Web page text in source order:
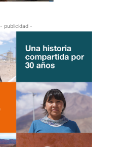
- publicidad -